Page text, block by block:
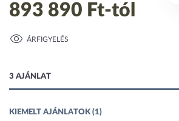
893 890 Ft-tól
ÁRFIGYELÉS
3 AJÁNLAT
KIEMELT AJÁNLATOK (1)